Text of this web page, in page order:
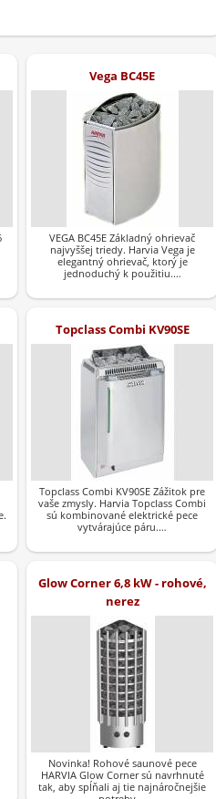
Vega BC45E
VEGA BC45E Základný ohrievač
najvyššej triedy. Harvia Vega je
elegantný ohrievač, ktorý je
jednoduchý k použitiu.…
Topclass Combi KV90SE
Topclass Combi KV90SE Zážitok pre
vaše zmysly. Harvia Topclass Combi
sú kombinované elektrické pece
vytvárajúce páru.…
Glow Corner 6,8 kW - rohové,
nerez
Novinka! Rohové saunové pece
HARVIA Glow Corner sú navrhnuté
tak, aby spĺňali aj tie najnáročnejšie